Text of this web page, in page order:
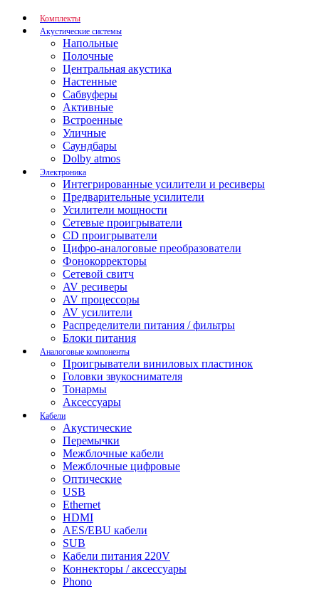
Комплекты
Акустические системы
Напольные
Полочные
Центральная акустика
Настенные
Сабвуферы
Активные
Встроенные
Уличные
Саундбары
Dolby atmos
Электроника
Интегрированные усилители и ресиверы
Предварительные усилители
Усилители мощности
Сетевые проигрыватели
CD проигрыватели
Цифро-аналоговые преобразователи
Фонокорректоры
Сетевой свитч
AV ресиверы
AV процессоры
AV усилители
Распределители питания / фильтры
Блоки питания
Аналоговые компоненты
Проигрыватели виниловых пластинок
Головки звукоснимателя
Тонармы
Аксессуары
Кабели
Акустические
Перемычки
Межблочные кабели
Межблочные цифровые
Оптические
USB
Ethernet
HDMI
AES/EBU кабели
SUB
Кабели питания 220V
Коннекторы / аксессуары
Phono